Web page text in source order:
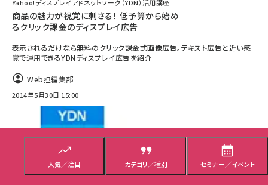
人気／注目 カテゴリ／種別 セミナー／イベント
Yahoo!ディスプレイアドネットワーク（YDN）活用講座
商品の魅力が視覚に刺さる！ 低予算から始め
るクリック課金のディスプレイ広告
表示されるだけなら無料のクリック課金式画像広告。テキスト広告と近い感
覚で運用できるYDNディスプレイ広告を紹介
Web担編集部
2014年5月30日 15:00